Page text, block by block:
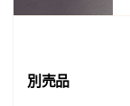
別売品